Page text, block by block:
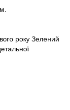
року Зелений